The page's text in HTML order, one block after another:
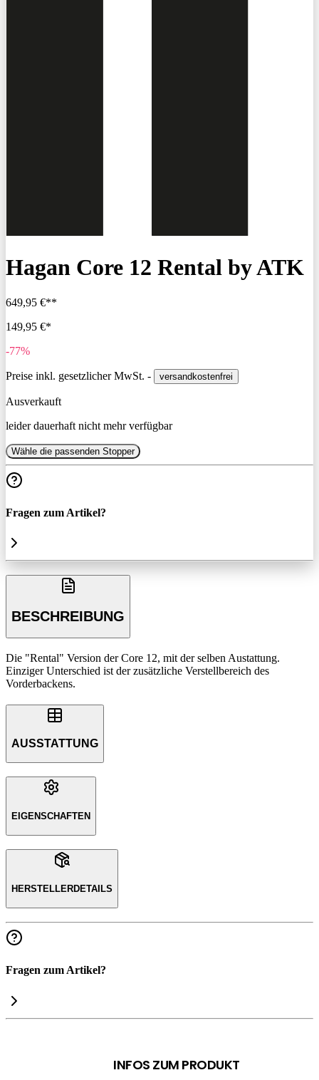
Hagan Core 12 Rental by ATK
649,95 €**
149,95 €*
-77%
Preise inkl. gesetzlicher MwSt. - versandkostenfrei
Ausverkauft
leider dauerhaft nicht mehr verfügbar
Wähle die passenden Stopper
Fragen zum Artikel?
BESCHREIBUNG
Die "Rental" Version der Core 12, mit der selben Austattung.
Einziger Unterschied ist der zusätzliche Verstellbereich des
Vorderbackens.
AUSSTATTUNG
EIGENSCHAFTEN
HERSTELLERDETAILS
Fragen zum Artikel?
INFOS ZUM PRODUKT